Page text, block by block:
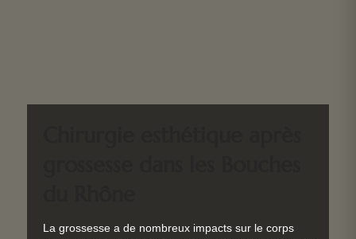
La grossesse a de nombreux impacts sur le corps